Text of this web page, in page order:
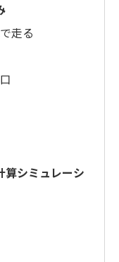
走る
算シミュレーシ